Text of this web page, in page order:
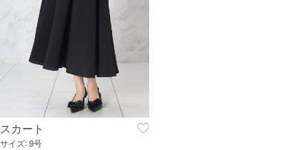
スカート
サイズ: 9号